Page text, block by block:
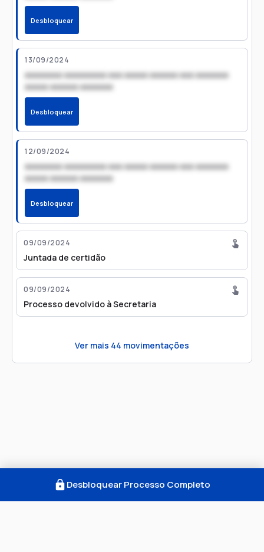
Desbloquear
13/09/2024
xxxxxxxx xxxxxxxxx xxx xxxxx xxxxxx xxx xxxxxxx
xxxxx xxxxxx xxxxxxx
Desbloquear
12/09/2024
xxxxxxxx xxxxxxxxx xxx xxxxx xxxxxx xxx xxxxxxx
xxxxx xxxxxx xxxxxxx
Desbloquear
09/09/2024
Juntada de certidão
09/09/2024
Processo devolvido à Secretaria
Ver mais 44 movimentações
Desbloquear Processo Completo